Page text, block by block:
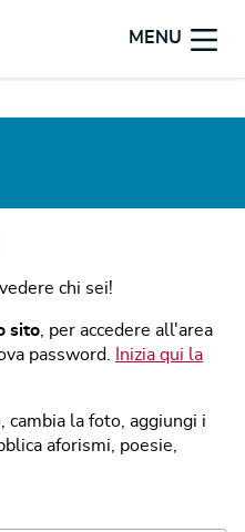
MENU
chi sei!
sito , per accedere all'area
password.
Inizia qui la
cambia la foto, aggiungi i
aforismi, poesie,